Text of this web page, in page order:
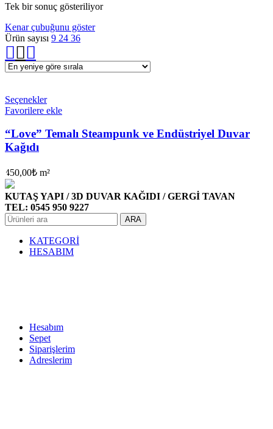
Tek bir sonuç gösteriliyor
Kenar çubuğunu göster
Ürün sayısı 9 24 36
Seçenekler
Favorilere ekle
“Love” Temalı Steampunk ve Endüstriyel Duvar
Kağıdı
450,00₺ m²
KUTAŞ YAPI / 3D DUVAR KAĞIDI / GERGİ TAVAN
TEL: 0545 950 9227
ARA
KATEGORİ
HESABIM
Hesabım
Sepet
Siparişlerim
Adreslerim